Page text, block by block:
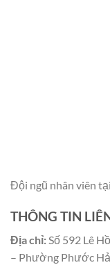
Đội ngũ nhân viên
THÔNG TIN
Địa chỉ:Số 592 Lê
– Phường Phước